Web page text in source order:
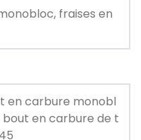
fraises en
en carbure monobl
en carbure de t